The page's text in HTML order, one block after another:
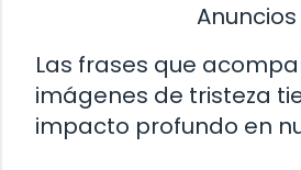
Anuncios
Las frases que
imágenes de tristeza
impacto profundo en